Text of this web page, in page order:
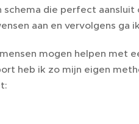
schema die perfect
aan en vervolgens ga
mogen helpen met
heb ik zo mijn eigen